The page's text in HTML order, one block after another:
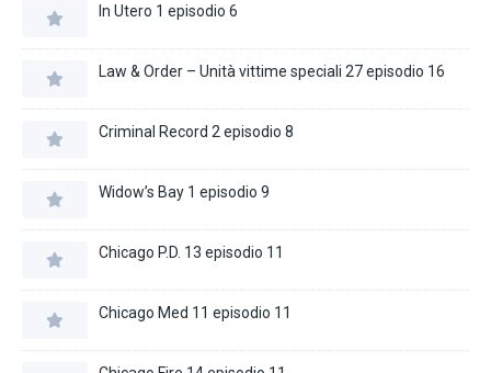
In Utero 1 episodio 6
Law & Order – Unità vittime speciali 27 episodio 16
Criminal Record 2 episodio 8
Widow’s Bay 1 episodio 9
Chicago P.D. 13 episodio 11
Chicago Med 11 episodio 11